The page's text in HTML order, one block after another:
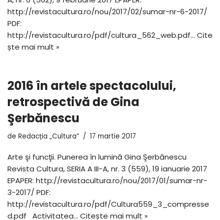
http://revistacultura.ro/nou/2017/02/sumar-nr-6-2017/
PDF:
http://revistacultura.ro/pdf/cultura_562_web.pdf… Cite
ște mai mult »
2016 în artele spectacolului,
retrospectivă de Gina
Şerbănescu
de Redacția „Cultura” 17 martie 2017
Arte şi funcţii. Punerea în lumină Gina Şerbănescu
Revista Cultura, SERIA A III-A, nr. 3 (559), 19 ianuarie 2017
EPAPER: http://revistacultura.ro/nou/2017/01/sumar-nr-
3-2017/ PDF:
http://revistacultura.ro/pdf/Cultura559_3_compresse
d.pdf Activitatea… Citește mai mult »